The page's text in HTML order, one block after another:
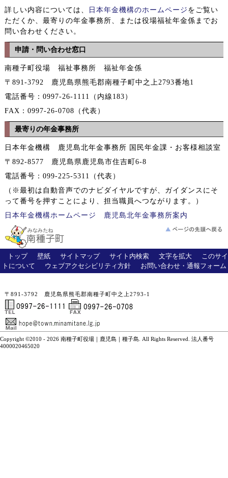
詳しい内容については、
日本年金機構のホームページをご覧い
ただくか、最寄りの年金事務所、または役場福祉年金係までお
問い合わせください。
申請・問い合わせ窓口
南種子町役場 福祉事務所 福祉年金係
〒891-3792 鹿児島県熊毛郡南種子町中之上2793番地1
電話番号：0997-26-1111（内線183）
FAX：0997-26-0708（代表）
最寄りの年金事務所
日本年金機構 鹿児島北年金事務所 国民年金課・お客様相談室
〒892-8577 鹿児島県鹿児島市住吉町6-8
電話番号：099-225-5311（代表）
（※最初は自動音声でのナビダイヤルですが、ガイダンスにそ
って番号を押すことにより、担当職員へつながります。）
日本年金機構ホームページ
鹿児島北年金事務所案内
トップ 壁紙 サイトマップ サイト内検索 文字を拡大
このサイ
トについて
ウェブアクセシビリティ方針 お問い合わせ・通報フォーム
〒891-3792 鹿児島県熊毛郡南種子町中之上2793-1
Copyright ©2010 - 2026 南種子町役場｜鹿児島｜種子島. All Rights Reserved. 法人番号
4000020465020